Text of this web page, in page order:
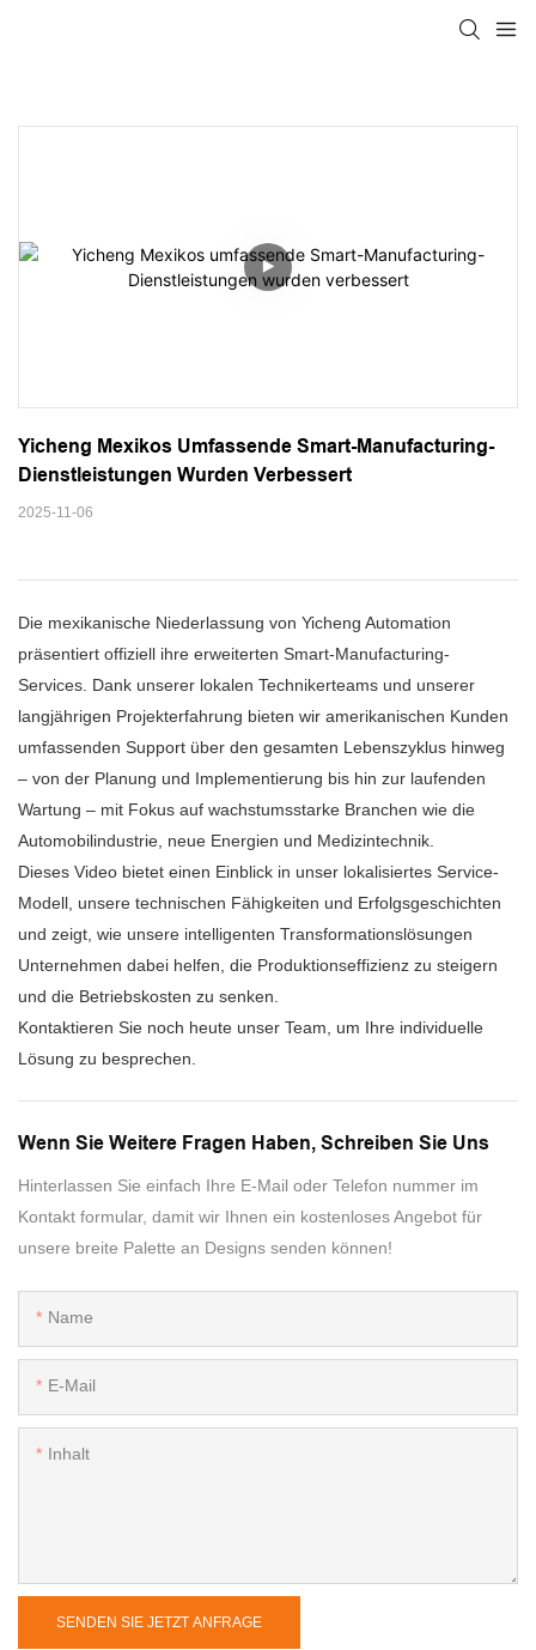
Yicheng Mexikos Umfassende Smart-Manufacturing-
Dienstleistungen Wurden Verbessert
2025-11-06
Die mexikanische Niederlassung von Yicheng Automation
präsentiert offiziell ihre erweiterten Smart-Manufacturing-
Services. Dank unserer lokalen Technikerteams und unserer
langjährigen Projekterfahrung bieten wir amerikanischen Kunden
umfassenden Support über den gesamten Lebenszyklus hinweg
– von der Planung und Implementierung bis hin zur laufenden
Wartung – mit Fokus auf wachstumsstarke Branchen wie die
Automobilindustrie, neue Energien und Medizintechnik.
Dieses Video bietet einen Einblick in unser lokalisiertes Service-
Modell, unsere technischen Fähigkeiten und Erfolgsgeschichten
und zeigt, wie unsere intelligenten Transformationslösungen
Unternehmen dabei helfen, die Produktionseffizienz zu steigern
und die Betriebskosten zu senken.
Kontaktieren Sie noch heute unser Team, um Ihre individuelle
Lösung zu besprechen.
Wenn Sie Weitere Fragen Haben, Schreiben Sie Uns
Hinterlassen Sie einfach Ihre E-Mail oder Telefon nummer im
Kontakt formular, damit wir Ihnen ein kostenloses Angebot für
unsere breite Palette an Designs senden können!
Name
E-Mail
Inhalt
SENDEN SIE JETZT ANFRAGE